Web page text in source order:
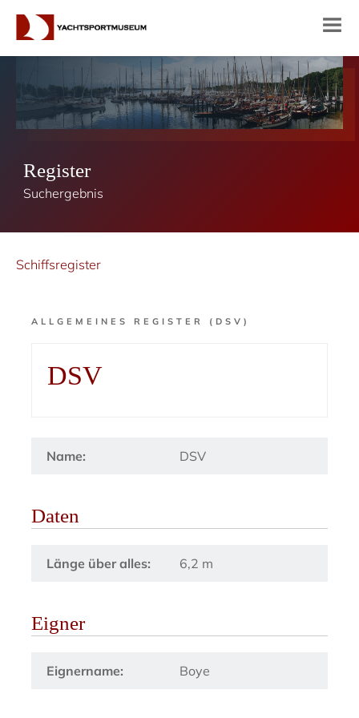
Register
Suchergebnis
Schiffsregister
ALLGEMEINES REGISTER (DSV)
DSV
Name: DSV
Daten
Länge über alles: 6,2 m
Eigner
Eignername: Boye